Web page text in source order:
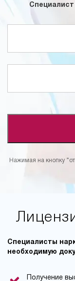
Нажимая на кнопку
Специалисты
необходимую
Получение